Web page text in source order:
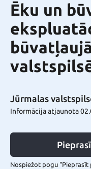
Ēku un
Jūrmalas
Informācija atjaunota
Nospiežot pogu "Pieprasīt